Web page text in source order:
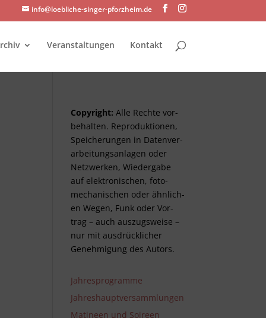
info@loebliche-singer-pforzheim.de
Veranstaltungen Kontakt
Copyright: Alle Rechte vor­
be­halt­en. Re­pro­duktionen,
Spei­cher­ungen in Daten­ver­
arbeitungs­anlag­en oder
Netz­werken, Wieder­gabe
auf elektro­nisch­en, foto­
mech­anisch­en oder ähnlich­
en Wegen, Funk oder Vor­
trag – auch aus­zugs­weise –
nur mit aus­drück­lich­er
Genehm­ig­ung des Autors.
Jahresprogramme
Jahreshauptversammlungen
Matineen und Soireen